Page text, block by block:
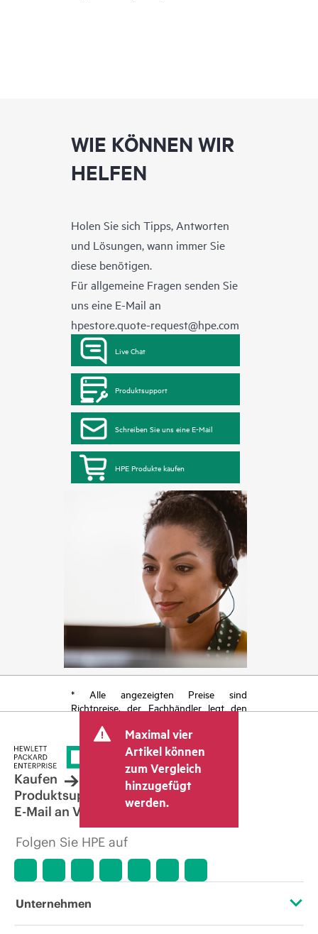
WIE KÖNNEN WIR
HELFEN
Holen Sie sich Tipps, Antworten
und Lösungen, wann immer Sie
diese benötigen.
Für allgemeine Fragen senden Sie
uns eine E-Mail an
hpestore.quote-request@hpe.com
Live Chat
Produktsupport
Schreiben Sie uns eine E-Mail
HPE Produkte kaufen
* Alle angezeigten Preise sind
Richtpreise, der Fachhändler legt den
kann weitere Gebühren wie
Mehrwertsteuer und Versandkosten
berücksichtigen. Der vom Fachhändler
festgelegte Transaktionspreis kann von
dem anderer Fachhändler und dem
angezeigten Richtpreis abweichen. Die
Richtpreise können zeitlich begrenzte
Sonderangebote enthalten. HPE behält
sich das Recht vor, jederzeit
Preisanpassungen vorzunehmen, u. a.
Marktbedingungen, der Einstellung von
Produktverfügbarkeit, dem Ende der
Lebensdauer von Werbeaktionen und
Maximal vier
Artikel können
zum Vergleich
hinzugefügt
werden.
Kaufen
Produktsupport
E-Mail an Vertrieb
Folgen Sie HPE auf
Unternehmen